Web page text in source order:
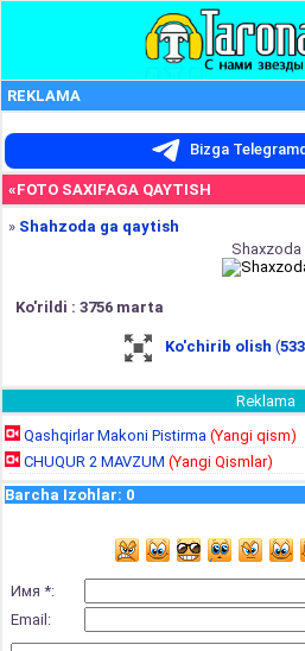
REKLAMA
Bizga
«FOTO SAXIFAGA QAYTISH
» Shahzoda ga qaytish
Shaxzoda
Ko'rildi : 3756 marta
Ko'chirib olish (
Reklama
Qashqirlar Makoni Pistirma (Yangi qism)
CHUQUR 2 MAVZUM (Yangi Qismlar)
Barcha Izohlar: 0
Имя *:
Email: